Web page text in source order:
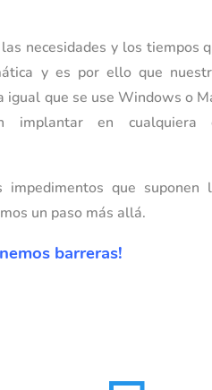
necesidades y los tiempos
y es por ello que
igual que se useWindows o
implantar en cualquiera
que suponen
un paso más allá.
barreras!